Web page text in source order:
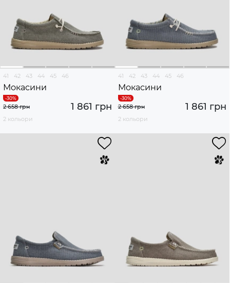
41 42 43 44 45 46
Мокасини
1 861 грн
2 658 грн
2 кольори
41 42 43 44 45 46
Мокасини
1 861 грн
2 658 грн
2 кольори